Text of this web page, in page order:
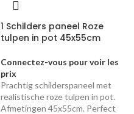
1 Schilders paneel Roze
tulpen in pot 45x55cm
Connectez-vous pour voir les
prix
Prachtig schilderspaneel met
realistische roze tulpen in pot.
Afmetingen 45x55cm. Perfect